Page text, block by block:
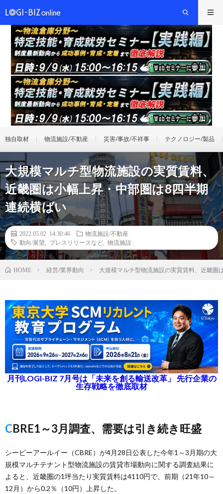
独自取材 物流施設/不動産 災害/事故/不祥事 テクノロジー/製品
大規模マルチ型物流施設の実質賃料、
近畿圏は小幅上昇・中部圏は8四半期
連続横ばい
2022.05.02 14:30:46
物流施設/不動産
動向/展望
プレスリリースなど 物流施設
HOME 経営/業界動向 大規模マルチ型物流施設の実質賃料、近畿圏
月刊LOGI-BIZ 7月号は「未来を創る輸送改革」 先行企業の
生存戦略を徹底取材
CBRE1～3月調査、需要は引き続き旺盛
シービーアールイー（CBRE）が4月28日公表した今年1～3月期の大
規模マルチテナント型物流施設の賃貸市場動向に関する調査結果に
よると、近畿圏の1坪当たり実質賃料は4110円で、前期（21年10～
12月）から0.2％（10円）上昇した。